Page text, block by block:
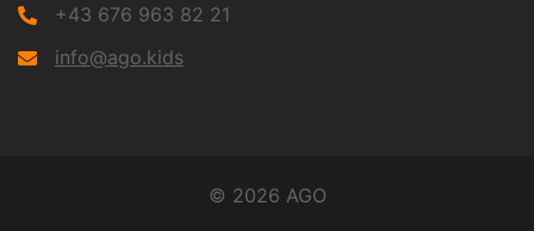
+43 676 963 82 21
info@ago.kids
© 2026 AGO